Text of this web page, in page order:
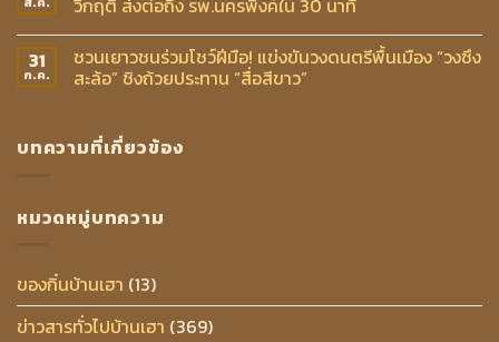
วิกฤติ ส่งต่อถึง รพ.นครพิงค์ใน 30 นาที
31
ก.ค.
ชวนเยาวชนร่วมโชว์ฝีมือ! แข่งขันวงดนตรีพื้นเมือง “วงซึง
สะล้อ” ชิงถ้วยประทาน “สื่อสีขาว”
บทความที่เกี่ยวข้อง
หมวดหมู่บทความ
ของกิ๋นบ้านเฮา (13)
ข่าวสารทั่วไปบ้านเฮา (369)